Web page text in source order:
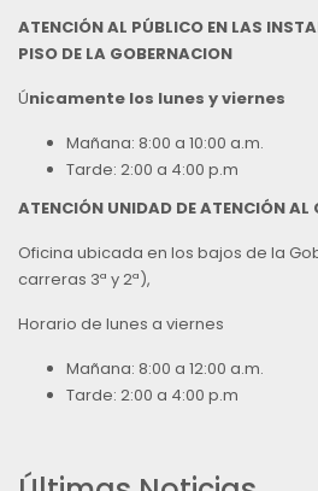
ATENCIÓN AL PÚBLICO EN LAS
PISO DE LA GOBERNACION
Únicamente los lunes y viernes
Mañana: 8:00 a 10:00 a.m.
Tarde: 2:00 a 4:00 p.m
ATENCIÓN UNIDAD DE ATENCIÓN AL
Oficina ubicada en los bajos de la
carreras 3ª y 2ª),
Horario de lunes a viernes
Mañana: 8:00 a 12:00 a.m.
Tarde: 2:00 a 4:00 p.m